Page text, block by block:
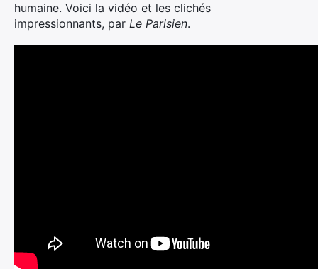
humaine. Voici la vidéo et les clichés
impressionnants, par Le Parisien.